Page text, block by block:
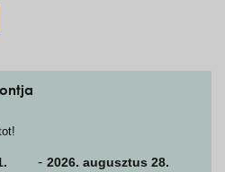
- 2026. augusztus 28.